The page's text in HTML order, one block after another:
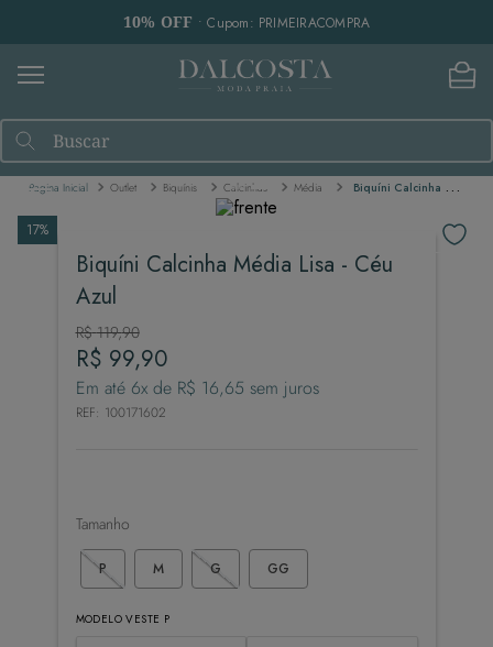
10% OFF • Cupom: PRIMEIRACOMPRA
Buscar
Outlet Biquínis Calcinhas Média Biquíni Calcinha Média Lisa - Céu Azul
17%
Biquíni Calcinha Média Lisa - Céu
Azul
R$ 119,90
R$ 99,90
Em até 6x de R$ 16,65 sem juros
REF: 100171602
Tamanho
P M G GG
MODELO VESTE P